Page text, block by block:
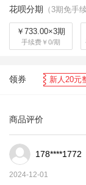
花呗分期 （3期免手
￥733.00×3期
手续费￥0/期
领券 新人20元
商品评价
178****1772
2024-12-01